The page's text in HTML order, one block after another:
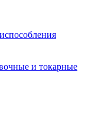
и токарные